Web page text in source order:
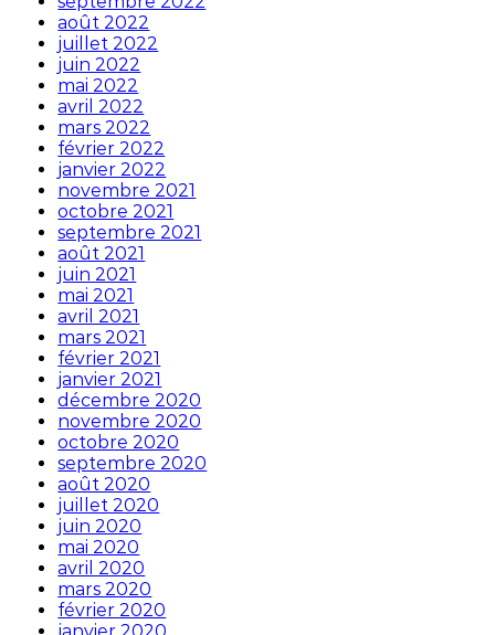
août 2022
juillet 2022
juin 2022
mai 2022
avril 2022
mars 2022
février 2022
janvier 2022
novembre 2021
octobre 2021
septembre 2021
août 2021
juin 2021
mai 2021
avril 2021
mars 2021
février 2021
janvier 2021
décembre 2020
novembre 2020
octobre 2020
septembre 2020
août 2020
juillet 2020
juin 2020
mai 2020
avril 2020
mars 2020
février 2020